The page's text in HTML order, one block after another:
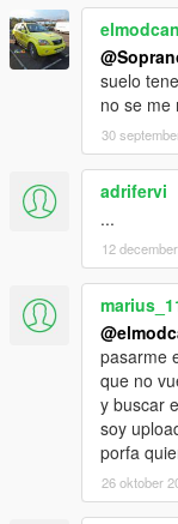
suelo
no se me
30
adrifervi
...
12
pasarme
que no
y buscar
soy
porfa
26 oktober